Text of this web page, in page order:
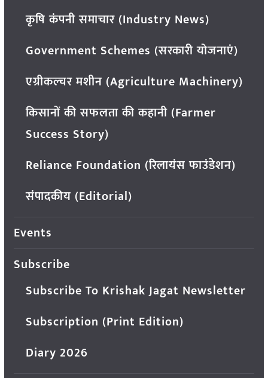
कृषि कंपनी समाचार (Industry News)
Government Schemes (सरकारी योजनाएं)
एग्रीकल्चर मशीन (Agriculture Machinery)
किसानों की सफलता की कहानी (Farmer
Success Story)
Reliance Foundation (रिलायंस फाउंडेशन)
संपादकीय (Editorial)
Events
Subscribe
Subscribe To Krishak Jagat Newsletter
Subscription (Print Edition)
Diary 2026